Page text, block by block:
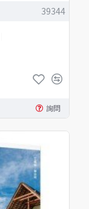
39344
詢問